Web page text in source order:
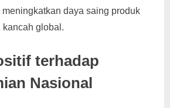
daya saing produk
kancah global.
terhadap
Nasional